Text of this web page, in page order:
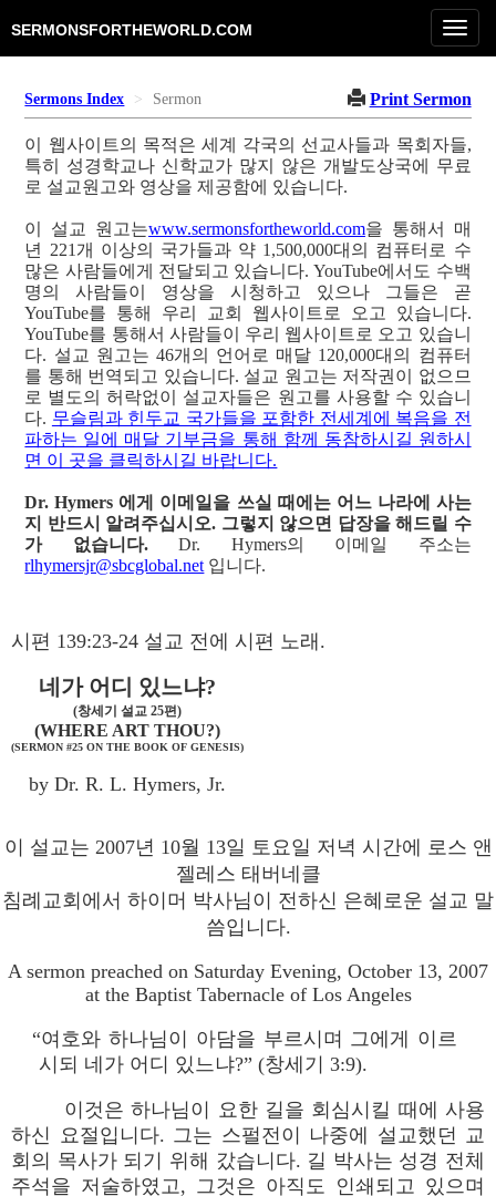
SERMONSFORTHEWORLD.COM
Sermons Index Sermon Print Sermon
이 웹사이트의 목적은 세계 각국의 선교사들과 목회자들,
특히 성경학교나 신학교가 많지 않은 개발도상국에 무료
로 설교원고와 영상을 제공함에 있습니다.
이 설교 원고는www.sermonsfortheworld.com을 통해서 매
년 221개 이상의 국가들과 약 1,500,000대의 컴퓨터로 수
많은 사람들에게 전달되고 있습니다. YouTube에서도 수백
명의 사람들이 영상을 시청하고 있으나 그들은 곧
YouTube를 통해 우리 교회 웹사이트로 오고 있습니다.
YouTube를 통해서 사람들이 우리 웹사이트로 오고 있습니
다. 설교 원고는 46개의 언어로 매달 120,000대의 컴퓨터
를 통해 번역되고 있습니다. 설교 원고는 저작권이 없으므
로 별도의 허락없이 설교자들은 원고를 사용할 수 있습니
다. 무슬림과 힌두교 국가들을 포함한 전세계에 복음을 전
파하는 일에 매달 기부금을 통해 함께 동참하시길 원하시
면 이 곳을 클릭하시길 바랍니다.
Dr. Hymers 에게 이메일을 쓰실 때에는 어느 나라에 사는
지 반드시 알려주십시오. 그렇지 않으면 답장을 해드릴 수
가 없습니다.Dr. Hymers의 이메일 주소는
rlhymersjr@sbcglobal.net 입니다.
시편 139:23-24 설교 전에 시편 노래.
네가 어디 있느냐?
(창세기 설교 25편)
(WHERE ART THOU?)
(SERMON #25 ON THE BOOK OF GENESIS)
by Dr. R. L. Hymers, Jr.
이 설교는 2007년 10월 13일 토요일 저녁 시간에 로스 앤
젤레스 태버네클
침례교회에서 하이머 박사님이 전하신 은혜로운 설교 말
씀입니다.
A sermon preached on Saturday Evening, October 13, 2007
at the Baptist Tabernacle of Los Angeles
“여호와 하나님이 아담을 부르시며 그에게 이르
시되 네가 어디 있느냐?” (창세기 3:9).
이것은 하나님이 요한 길을 회심시킬 때에 사용
하신 요절입니다. 그는 스펄전이 나중에 설교했던 교
회의 목사가 되기 위해 갔습니다. 길 박사는 성경 전체
주석을 저술하였고, 그것은 아직도 인쇄되고 있으며